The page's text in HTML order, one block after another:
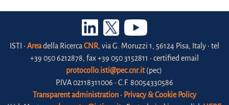
ISTI • Areadella Ricerca CNR, via G. Moruzzi 1, 56124 Pisa, Italy • tel
+39 050 6212878, fax +39 050 3152811 • certified email
protocollo.isti@pec.cnr.it(pec)
P.IVA 02118311006 • C.F. 80054330586
Transparent administration • Privacy & Cookie Policy